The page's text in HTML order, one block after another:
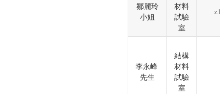
鄒麗玲
小姐
材料
試驗
室
李永峰
先生
結構
材料
試驗
室